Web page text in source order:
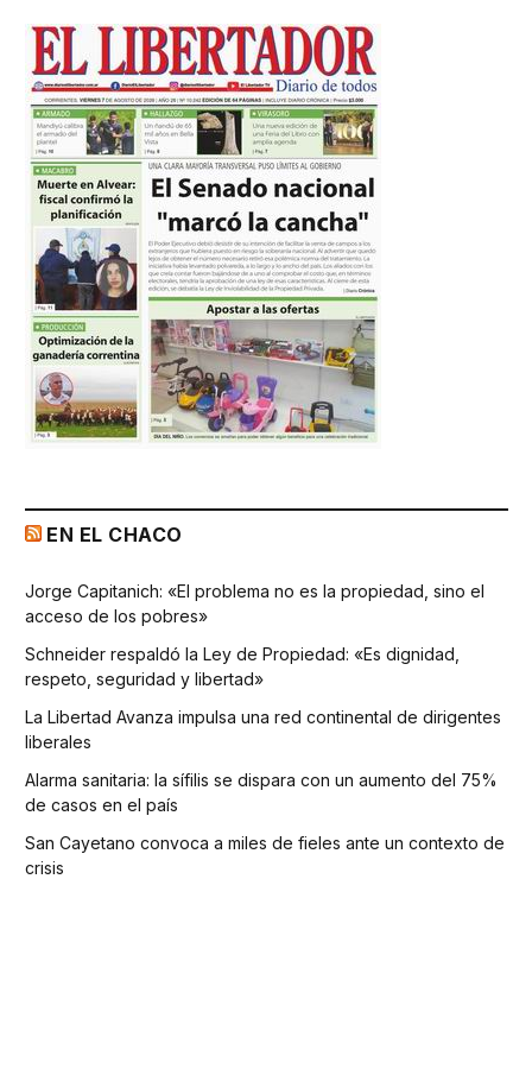
EN EL CHACO
Jorge Capitanich: «El problema no es la propiedad, sino el
acceso de los pobres»
Schneider respaldó la Ley de Propiedad: «Es dignidad,
respeto, seguridad y libertad»
La Libertad Avanza impulsa una red continental de dirigentes
liberales
Alarma sanitaria: la sífilis se dispara con un aumento del 75%
de casos en el país
San Cayetano convoca a miles de fieles ante un contexto de
crisis